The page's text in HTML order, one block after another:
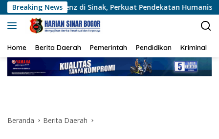
Langsung
ke
konten
Breaking News
di Sinak, Perkuat Pendekatan Humanis Bersama Masyarakat
Home Berita Daerah Pemerintah Pendidikan Kriminal
Beranda Berita Daerah